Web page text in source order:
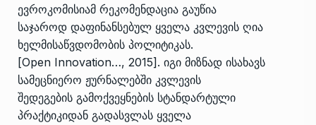
ევროკომისიამ რეკომენდაცია გაუწია
საჯაროდ დაფინანსებულ ყველა კვლევის ღია
ხელმისაწვდომობის პოლიტიკას.
[Open Innovation…, 2015]. იგი მიზნად ისახავს
სამეცნიერო ჟურნალებში კვლევის
შედეგების გამოქვეყნების სტანდარტული
პრაქტიკიდან გადასვლას ყველა